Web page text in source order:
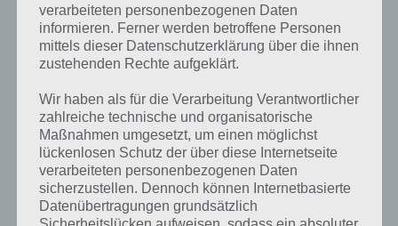
Kurze Begriffserklärung zur Lösung
Säubern
Säubern ist die Lösung für das tägliche Bonus Rätsel am 19.8.2019 in
4 Bilder 1 Wort, doch welche Bedeutung hat dieses eigentlich und
verarbeiteten personenbezogenen Daten
informieren. Ferner werden betroffene Personen
mittels dieser Datenschutzerklärung über die ihnen
zustehenden Rechte aufgeklärt.
Wir haben als für die Verarbeitung Verantwortlicher
zahlreiche technische und organisatorische
Maßnahmen umgesetzt, um einen möglichst
lückenlosen Schutz der über diese Internetseite
verarbeiteten personenbezogenen Daten
sicherzustellen. Dennoch können Internetbasierte
Datenübertragungen grundsätzlich